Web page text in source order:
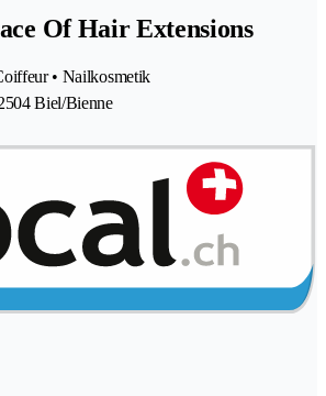
Of Hair Extensions
• Nailkosmetik
Biel/Bienne